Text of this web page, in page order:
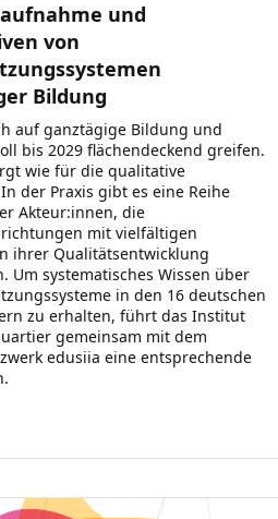
und
von
Bildung
auf ganztägige Bildung und
bis 2029 flächendeckend greifen.
wie für die qualitative
der Praxis gibt es eine Reihe
Akteur:innen, die
mit vielfältigen
ihrer Qualitätsentwicklung
Um systematisches Wissen über
in den 16 deutschen
zu erhalten, führt das Institut
gemeinsam mit dem
edusiia eine entsprechende